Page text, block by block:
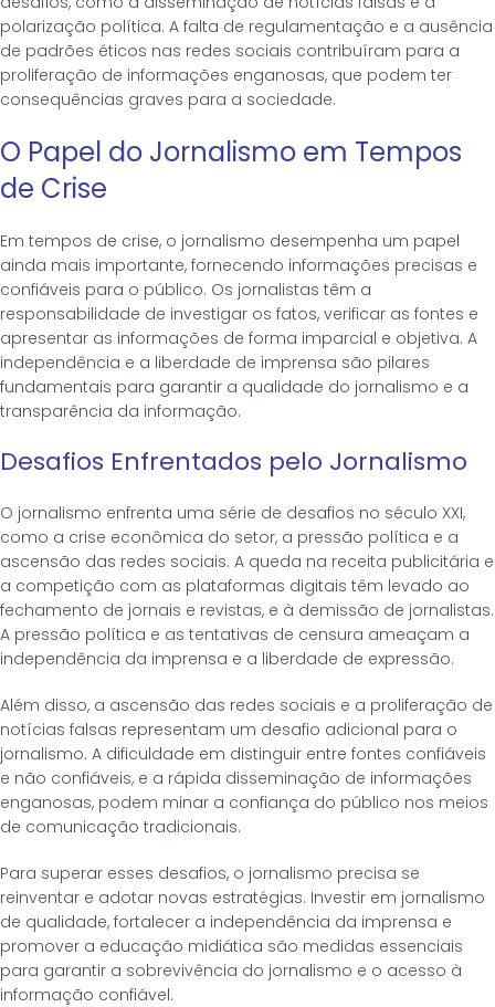
polarização política. A falta de regulamentação e a ausência
de padrões éticos nas redes sociais contribuíram para a
proliferação de informações enganosas, que podem ter
consequências graves para a sociedade.
O Papel do Jornalismo em Tempos
de Crise
Em tempos de crise, o jornalismo desempenha um papel
ainda mais importante, fornecendo informações precisas e
confiáveis para o público. Os jornalistas têm a
responsabilidade de investigar os fatos, verificar as fontes e
apresentar as informações de forma imparcial e objetiva. A
independência e a liberdade de imprensa são pilares
fundamentais para garantir a qualidade do jornalismo e a
transparência da informação.
Desafios Enfrentados pelo Jornalismo
O jornalismo enfrenta uma série de desafios no século XXI,
como a crise econômica do setor, a pressão política e a
ascensão das redes sociais. A queda na receita publicitária e
a competição com as plataformas digitais têm levado ao
fechamento de jornais e revistas, e à demissão de jornalistas.
A pressão política e as tentativas de censura ameaçam a
independência da imprensa e a liberdade de expressão.
Além disso, a ascensão das redes sociais e a proliferação de
notícias falsas representam um desafio adicional para o
jornalismo. A dificuldade em distinguir entre fontes confiáveis
e não confiáveis, e a rápida disseminação de informações
enganosas, podem minar a confiança do público nos meios
de comunicação tradicionais.
Para superar esses desafios, o jornalismo precisa se
reinventar e adotar novas estratégias. Investir em jornalismo
de qualidade, fortalecer a independência da imprensa e
promover a educação midiática são medidas essenciais
para garantir a sobrevivência do jornalismo e o acesso à
informação confiável.